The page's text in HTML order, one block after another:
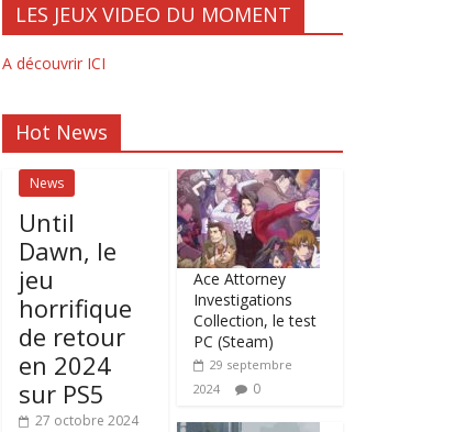
LES JEUX VIDEO DU MOMENT
A découvrir ICI
Hot News
News
Until
Dawn, le
jeu
horrifique
de retour
en 2024
sur PS5
27 octobre 2024
Ace Attorney
Investigations
Collection, le test
PC (Steam)
29 septembre
2024
0